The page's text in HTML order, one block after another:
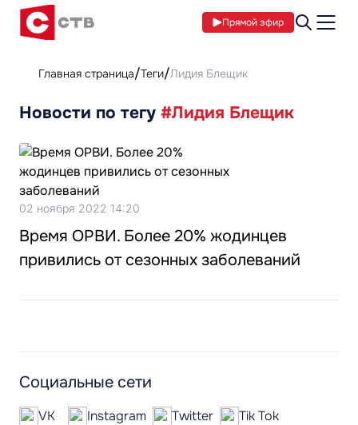
Прямой эфир
Главная страница Теги Лидия Блещик
Новости по тегу #Лидия Блещик
02 ноября 2022 14:20
Время ОРВИ. Более 20% жодинцев
привились от сезонных заболеваний
Социальные сети
VK Instagram Twitter
Tik Tok